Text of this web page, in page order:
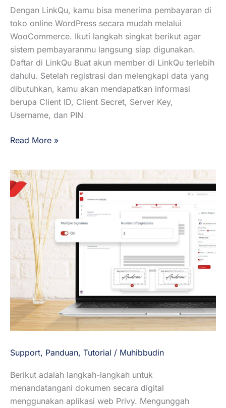
Dengan LinkQu, kamu bisa menerima pembayaran di
toko online WordPress secara mudah melalui
WooCommerce. Ikuti langkah singkat berikut agar
sistem pembayaranmu langsung siap digunakan.
Daftar di LinkQu Buat akun member di LinkQu terlebih
dahulu. Setelah registrasi dan melengkapi data yang
dibutuhkan, kamu akan mendapatkan informasi
berupa Client ID, Client Secret, Server Key,
Username, dan PIN
Read More »
Support, Panduan, Tutorial / Muhibbudin
Berikut adalah langkah-langkah untuk
menandatangani dokumen secara digital
menggunakan aplikasi web Privy. Mengunggah
Panduan
Tanda
Tangan
Dokumen
secara
Digital
via
Web
App
Privy